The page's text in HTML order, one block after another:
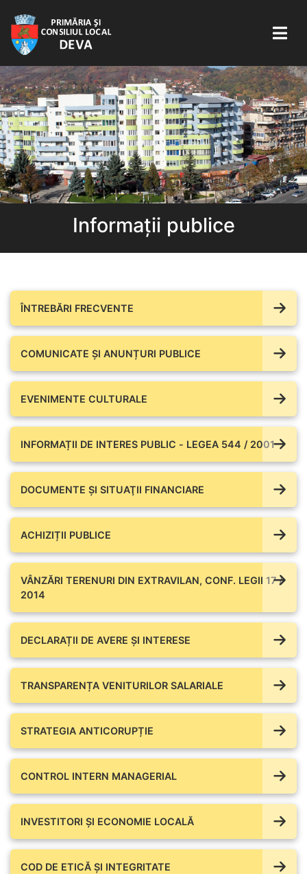
Informații publice
ÎNTREBĂRI FRECVENTE
COMUNICATE ŞI ANUNȚURI PUBLICE
EVENIMENTE CULTURALE
INFORMAȚII DE INTERES PUBLIC - LEGEA 544 / 2001
DOCUMENTE ŞI SITUAŢII FINANCIARE
ACHIZIȚII PUBLICE
VÂNZĂRI TERENURI DIN EXTRAVILAN, CONF. LEGII 17 /
2014
DECLARAȚII DE AVERE ŞI INTERESE
TRANSPARENȚA VENITURILOR SALARIALE
STRATEGIA ANTICORUPȚIE
CONTROL INTERN MANAGERIAL
INVESTITORI ȘI ECONOMIE LOCALĂ
COD DE ETICĂ ȘI INTEGRITATE